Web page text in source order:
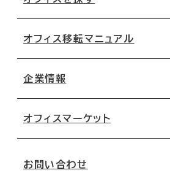
地図から探す
路線・駅から探す
オフィス移転マニュアル
移転コストシミュレーション
移転スケジュール
オフィス移転Q&A
企業情報
オフィスマーケット
お問い合わせ